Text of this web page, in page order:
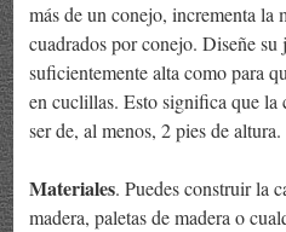
más de un conejo, incrementa la
cuadrados por conejo. Diseñe su
suficientemente alta como para
en cuclillas. Esto significa que la
ser de, al menos, 2 pies de altura.
Materiales. Puedes construir la
madera, paletas de madera o